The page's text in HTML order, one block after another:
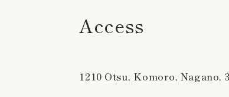
Access
1210 Otsu, Komoro, Nagano,